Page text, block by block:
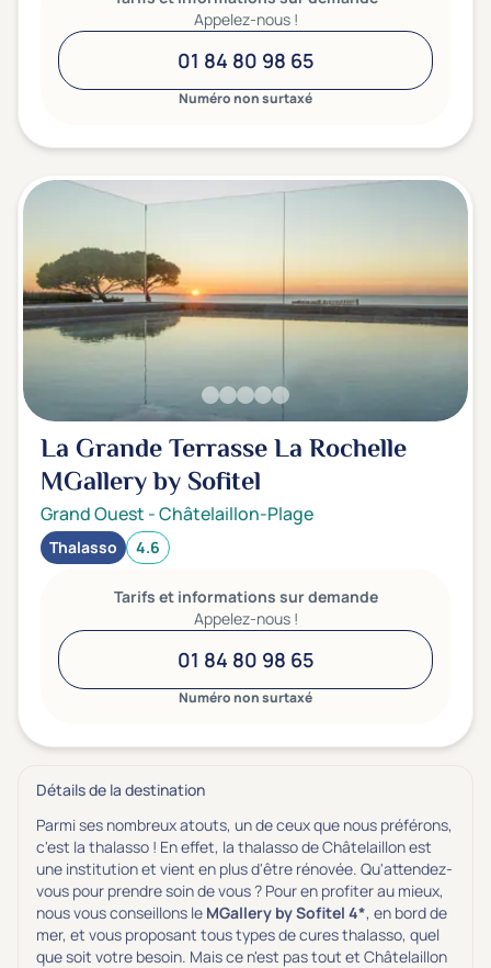
Appelez-nous !
01 84 80 98 65
Numéro non surtaxé
La Grande Terrasse La Rochelle
MGallery by Sofitel
Grand Ouest -Châtelaillon-Plage
Thalasso 4.6
Tarifs et informations sur demande
Appelez-nous !
01 84 80 98 65
Numéro non surtaxé
Détails de la destination
Parmi ses nombreux atouts, un de ceux que nous préférons,
c'est la thalasso ! En effet, la thalasso de Châtelaillon est
une institution et vient en plus d'être rénovée. Qu'attendez-
vous pour prendre soin de vous ? Pour en profiter au mieux,
nous vous conseillons le MGallery by Sofitel 4*, en bord de
mer, et vous proposant tous types de cures thalasso, quel
que soit votre besoin. Mais ce n'est pas tout et Châtelaillon